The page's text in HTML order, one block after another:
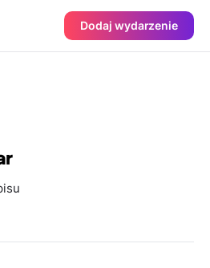
Dodaj wydarzenie